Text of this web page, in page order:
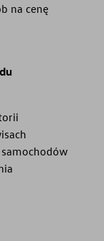
na cenę